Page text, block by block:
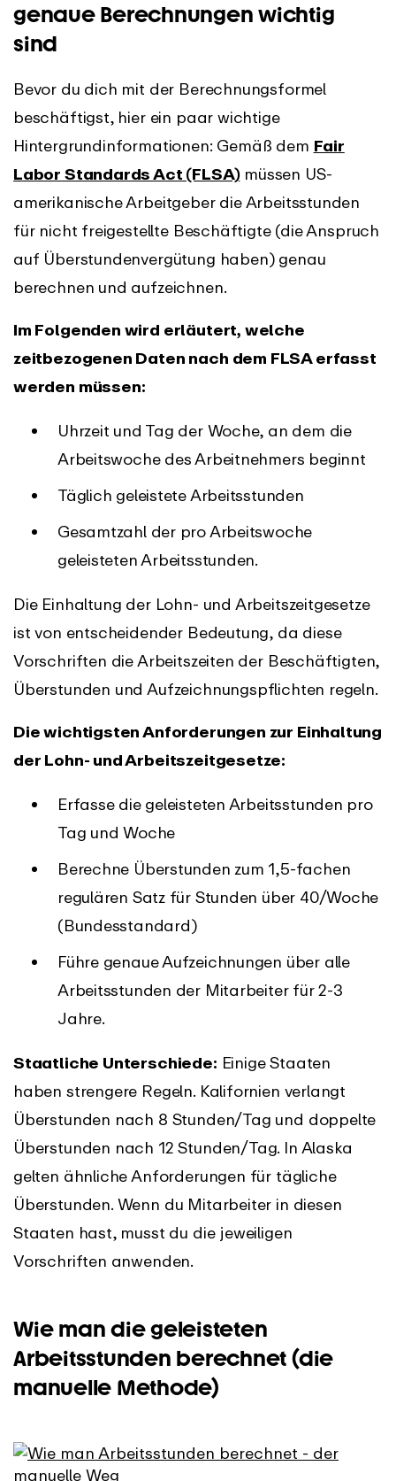
genaue Berechnungen wichtig
sind
Bevor du dich mit der Berechnungsformel
beschäftigst, hier ein paar wichtige
Hintergrundinformationen: Gemäß dem Fair
Labor Standards Act (FLSA)müssen US-
amerikanische Arbeitgeber die Arbeitsstunden
für nicht freigestellte Beschäftigte (die Anspruch
auf Überstundenvergütung haben) genau
berechnen und aufzeichnen.
Im Folgenden wird erläutert, welche
zeitbezogenen Daten nach dem FLSA erfasst
werden müssen:
Uhrzeit und Tag der Woche, an dem die
Arbeitswoche des Arbeitnehmers beginnt
Täglich geleistete Arbeitsstunden
Gesamtzahl der pro Arbeitswoche
geleisteten Arbeitsstunden.
Die Einhaltung der Lohn- und Arbeitszeitgesetze
ist von entscheidender Bedeutung, da diese
Vorschriften die Arbeitszeiten der Beschäftigten,
Überstunden und Aufzeichnungspflichten regeln.
Die wichtigsten Anforderungen zur Einhaltung
der Lohn- und Arbeitszeitgesetze:
Erfasse die geleisteten Arbeitsstunden pro
Tag und Woche
Berechne Überstunden zum 1,5-fachen
regulären Satz für Stunden über 40/Woche
(Bundesstandard)
Führe genaue Aufzeichnungen über alle
Arbeitsstunden der Mitarbeiter für 2-3
Jahre.
Staatliche Unterschiede: Einige Staaten
haben strengere Regeln. Kalifornien verlangt
Überstunden nach 8 Stunden/Tag und doppelte
Überstunden nach 12 Stunden/Tag. In Alaska
gelten ähnliche Anforderungen für tägliche
Überstunden. Wenn du Mitarbeiter in diesen
Staaten hast, musst du die jeweiligen
Vorschriften anwenden.
Wie man die geleisteten
Arbeitsstunden berechnet (die
manuelle Methode)